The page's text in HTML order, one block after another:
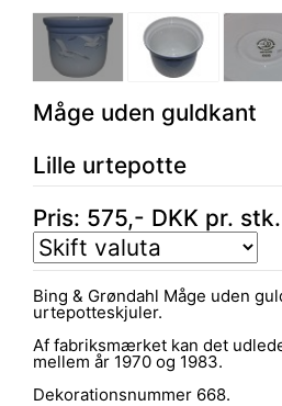
Måge uden guldkant
Lille urtepotte
Pris: 575,- DKK pr. stk.
Bing & Grøndahl Måge uden
urtepotteskjuler.
Af fabriksmærket kan det
mellem år 1970 og 1983.
Dekorationsnummer 668.